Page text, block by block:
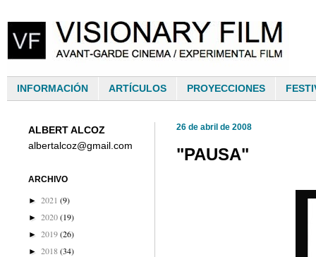
INFORMACIÓN ARTÍCULOS PROYECCIONES
26 de abril de 2008
"PAUSA"
ALBERT ALCOZ
albertalcoz@gmail.com
ARCHIVO
► 2021 (9)
► 2020(19)
► 2019(26)
► 2018(34)